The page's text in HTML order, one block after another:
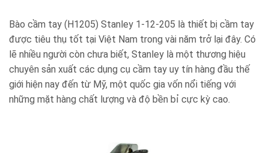
Bào cầm tay (H1205) Stanley 1-12-205 là thiết bị cầm tay
được tiêu thụ tốt tại Việt Nam trong vài năm trở lại đây. Có
lẽ nhiều người còn chưa biết, Stanley là một thương hiệu
chuyên sản xuất các dụng cụ cầm tay uy tín hàng đầu thế
giới hiện nay đến từ Mỹ, một quốc gia vốn nổi tiếng với
những mặt hàng chất lượng và độ bền bỉ cực kỳ cao.